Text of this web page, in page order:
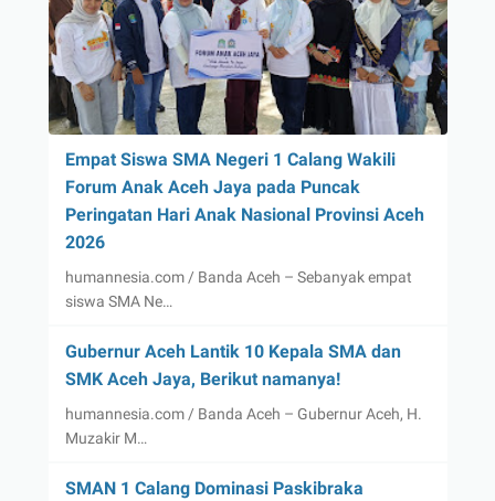
Empat Siswa SMA Negeri 1 Calang Wakili
Forum Anak Aceh Jaya pada Puncak
Peringatan Hari Anak Nasional Provinsi Aceh
2026
humannesia.com / Banda Aceh – Sebanyak empat
siswa SMA Ne…
Gubernur Aceh Lantik 10 Kepala SMA dan
SMK Aceh Jaya, Berikut namanya!
humannesia.com / Banda Aceh – Gubernur Aceh, H.
Muzakir M…
SMAN 1 Calang Dominasi Paskibraka